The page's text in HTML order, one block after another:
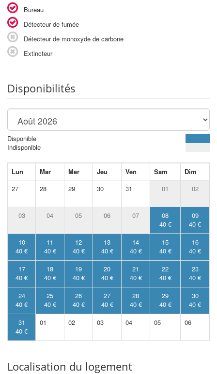
Bureau
Détecteur de fumée
Détecteur de monoxyde de carbone
Extincteur
Disponibilités
Disponible
Indisponible
Lun Mar Mer Jeu Ven Sam
Dim
27
28 29 30 31 01 02
03 04 05 06 07
08
40 €
09
40 €
10
40 €
11
40 €
12
40 €
13
40 €
14
40 €
15
40 €
16
40 €
17
40 €
18
40 €
19
40 €
20
40 €
21
40 €
22
40 €
23
40 €
24
40 €
25
40 €
26
40 €
27
40 €
28
40 €
29
40 €
30
40 €
31
40 €
01 02 03 04 05 06
Localisation du logement